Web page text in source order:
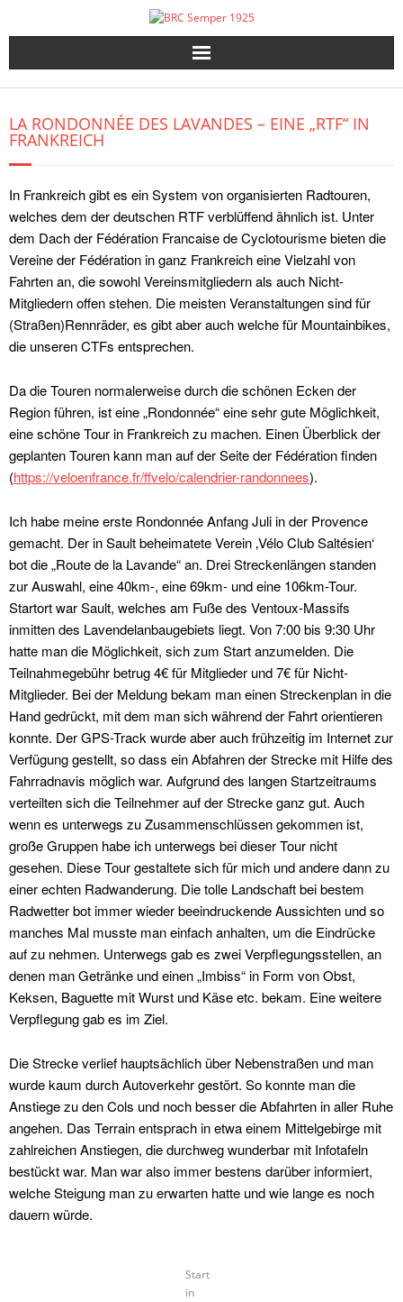
LA RONDONNÉE DES LAVANDES – EINE „RTF“ IN
FRANKREICH
In Frankreich gibt es ein System von organisierten Radtouren,
welches dem der deutschen RTF verblüffend ähnlich ist. Unter
dem Dach der Fédération Francaise de Cyclotourisme bieten die
Vereine der Fédération in ganz Frankreich eine Vielzahl von
Fahrten an, die sowohl Vereinsmitgliedern als auch Nicht-
Mitgliedern offen stehen. Die meisten Veranstaltungen sind für
(Straßen)Rennräder, es gibt aber auch welche für Mountainbikes,
die unseren CTFs entsprechen.
Da die Touren normalerweise durch die schönen Ecken der
Region führen, ist eine „Rondonnée“ eine sehr gute Möglichkeit,
eine schöne Tour in Frankreich zu machen. Einen Überblick der
geplanten Touren kann man auf der Seite der Fédération finden
(https://veloenfrance.fr/ffvelo/calendrier-randonnees).
Ich habe meine erste Rondonnée Anfang Juli in der Provence
gemacht. Der in Sault beheimatete Verein ‚Vélo Club Saltésien‘
bot die „Route de la Lavande“ an. Drei Streckenlängen standen
zur Auswahl, eine 40km-, eine 69km- und eine 106km-Tour.
Startort war Sault, welches am Fuße des Ventoux-Massifs
inmitten des Lavendelanbaugebiets liegt. Von 7:00 bis 9:30 Uhr
hatte man die Möglichkeit, sich zum Start anzumelden. Die
Teilnahmegebühr betrug 4€ für Mitglieder und 7€ für Nicht-
Mitglieder. Bei der Meldung bekam man einen Streckenplan in die
Hand gedrückt, mit dem man sich während der Fahrt orientieren
konnte. Der GPS-Track wurde aber auch frühzeitig im Internet zur
Verfügung gestellt, so dass ein Abfahren der Strecke mit Hilfe des
Fahrradnavis möglich war. Aufgrund des langen Startzeitraums
verteilten sich die Teilnehmer auf der Strecke ganz gut. Auch
wenn es unterwegs zu Zusammenschlüssen gekommen ist,
große Gruppen habe ich unterwegs bei dieser Tour nicht
gesehen. Diese Tour gestaltete sich für mich und andere dann zu
einer echten Radwanderung. Die tolle Landschaft bei bestem
Radwetter bot immer wieder beeindruckende Aussichten und so
manches Mal musste man einfach anhalten, um die Eindrücke
auf zu nehmen. Unterwegs gab es zwei Verpflegungsstellen, an
denen man Getränke und einen „Imbiss“ in Form von Obst,
Keksen, Baguette mit Wurst und Käse etc. bekam. Eine weitere
Verpflegung gab es im Ziel.
Die Strecke verlief hauptsächlich über Nebenstraßen und man
wurde kaum durch Autoverkehr gestört. So konnte man die
Anstiege zu den Cols und noch besser die Abfahrten in aller Ruhe
angehen. Das Terrain entsprach in etwa einem Mittelgebirge mit
zahlreichen Anstiegen, die durchweg wunderbar mit Infotafeln
bestückt war. Man war also immer bestens darüber informiert,
welche Steigung man zu erwarten hatte und wie lange es noch
dauern würde.
Start
in